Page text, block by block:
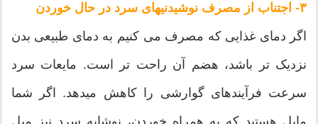
۳- اجتناب از مصرف نوشیدنیهای سرد در حال خوردن
اگر دمای غذایی که مصرف می کنیم به دمای طبیعی بدن
نزدیک تر باشد، هضم آن راحت تر است. مایعات سرد
سرعت فرآیندهای گوارشی را کاهش میدهد. اگر شما